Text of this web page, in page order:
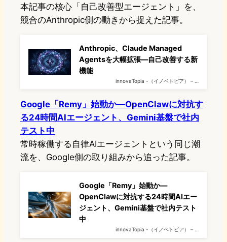
本記事の核心「自己改善型エージェント」を、
競合のAnthropic側の動きから捉えた記事。
Anthropic、Claude Managed
Agentsを大幅拡張―自己改善する新
機能
innovaTopia -（イノベトピア） – …
Google「Remy」始動か—OpenClawに対抗す
る24時間AIエージェント、Gemini基盤で社内
テスト中
常時稼働する自律AIエージェントという同じ潮
流を、Google側の取り組みから追った記事。
Google「Remy」始動か—
OpenClawに対抗する24時間AIエー
ジェント、Gemini基盤で社内テスト
中
innovaTopia -（イノベトピア） – …